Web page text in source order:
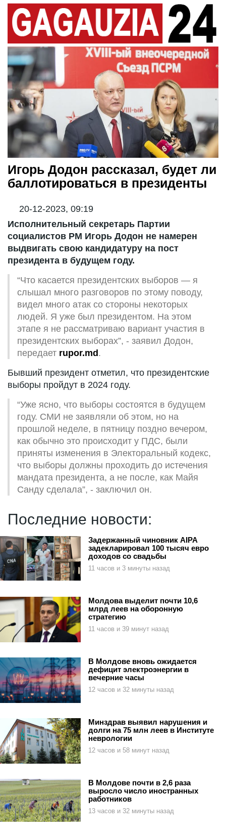
Игорь Додон рассказал, будет ли
баллотироваться в президенты
20-12-2023, 09:19
Исполнительный секретарь Партии
социалистов РМ Игорь Додон не намерен
выдвигать свою кандидатуру на пост
президента в будущем году.
“Что касается президентских выборов — я
слышал много разговоров по этому поводу,
видел много атак со стороны некоторых
людей. Я уже был президентом. На этом
этапе я не рассматриваю вариант участия в
президентских выборах”, - заявил Додон,
передает rupor.md.
Бывший президент отметил, что президентские
выборы пройдут в 2024 году.
“Уже ясно, что выборы состоятся в будущем
году. СМИ не заявляли об этом, но на
прошлой неделе, в пятницу поздно вечером,
как обычно это происходит у ПДС, были
приняты изменения в Электоральный кодекс,
что выборы должны проходить до истечения
мандата президента, а не после, как Майя
Санду сделала”, - заключил он.
Последние новости:
Задержанный чиновник AIPA
задекларировал 100 тысяч евро
доходов со свадьбы
11 часов и 3 минуты назад
Молдова выделит почти 10,6
млрд леев на оборонную
стратегию
11 часов и 39 минут назад
В Молдове вновь ожидается
дефицит электроэнергии в
вечерние часы
12 часов и 32 минуты назад
Минздрав выявил нарушения и
долги на 75 млн леев в Институте
неврологии
12 часов и 58 минут назад
В Молдове почти в 2,6 раза
выросло число иностранных
работников
13 часов и 32 минуты назад